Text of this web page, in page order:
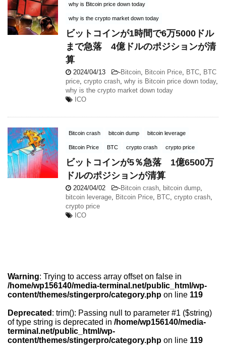
why is Bitcoin price down today
why is the crypto market down today
ビットコインが1時間で6万5000ドル
まで急落 4億ドルのポジションが清
算
2024/04/13 -Bitcoin Bitcoin Price BTC BTC
price crypto crash why is Bitcoin price down today,
why is the crypto market down today
ICO
Bitcoin crash bitcoin dump bitcoin leverage
Bitcoin Price BTC crypto crash crypto price
ビットコインが5％急落 1億6500万
ドルのポジションが清算
2024/04/02 -Bitcoin crash bitcoin dump
bitcoin leverage Bitcoin Price BTC crypto crash
crypto price
ICO
Warning: Trying to access array offset on false in
/home/wp156140/media-terminal.net/public_html/wp-
content/themes/stingerpro/category.php on line 119
Deprecated : trim(): Passing null to parameter #1 ($string)
of type string is deprecated in /home/wp156140/media-
terminal.net/public_html/wp-
content/themes/stingerpro/category.php on line 119